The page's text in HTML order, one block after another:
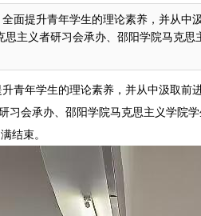
全面提升青年学生的理论素养，并从
主义者研习会承办、邵阳学院马克
升青年学生的理论素养，并从中汲取
习会承办、邵阳学院马克思主义学院
结束。